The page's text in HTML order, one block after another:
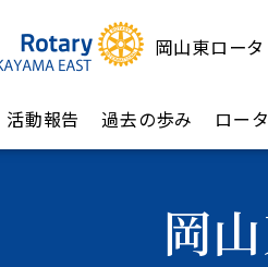
岡山東ロー
活動報告 過去の歩み ロー
岡